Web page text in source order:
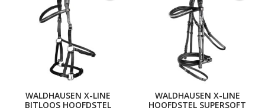
WALDHAUSEN X-LINE
BITLOOS HOOFDSTEL
WALDHAUSEN X-LINE
HOOFDSTEL SUPERSOFT